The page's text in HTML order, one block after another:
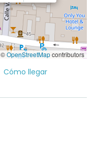
©OpenStreetMapcontributors
Cómo llegar